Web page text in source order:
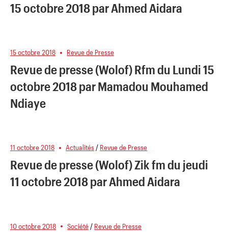
15 octobre 2018 par Ahmed Aidara
15 octobre 2018 Revue de Presse
Revue de presse (Wolof) Rfm du Lundi 15
octobre 2018 par Mamadou Mouhamed
Ndiaye
11 octobre 2018 Actualités/ Revue de Presse
Revue de presse (Wolof) Zik fm du jeudi
11 octobre 2018 par Ahmed Aidara
10 octobre 2018 Société / Revue de Presse